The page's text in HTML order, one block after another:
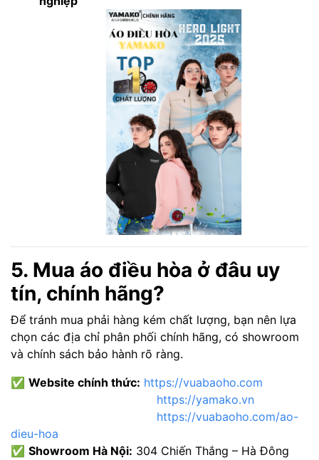
5. Mua áo điều hòa ở đâu uy
tín, chính hãng?
Để tránh mua phải hàng kém chất lượng, bạn nên lựa
chọn các địa chỉ phân phối chính hãng, có showroom
và chính sách bảo hành rõ ràng.
✅ Website chính thức: https://vuabaoho.com
https://yamako.vn
https://vuabaoho.com/ao-
dieu-hoa
✅ Showroom Hà Nội: 304 Chiến Thắng – Hà Đông